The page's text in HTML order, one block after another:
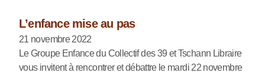
L’enfance mise au pas
21 novembre 2022
Le Groupe Enfance du Collectif des 39 et Tschann Libraire
vous invitent à rencontrer et débattre le mardi 22 novembre